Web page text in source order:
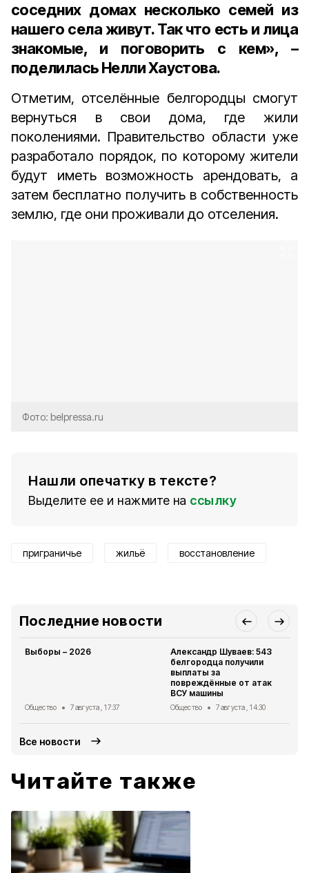
соседних домах несколько семей из
нашего села живут. Так что есть и лица
знакомые, и поговорить с кем», –
поделилась Нелли Хаустова.
Отметим, отселённые белгородцы смогут
вернуться в свои дома, где жили
поколениями. Правительство области уже
разработало порядок, по которому жители
будут иметь возможность арендовать, а
затем бесплатно получить в собственность
землю, где они проживали до отселения.
Фото: belpressa.ru
Нашли опечатку в тексте?
Выделите ее и нажмите на ссылку
приграничье жильё восстановление
Последние новости
Выборы – 2026
Общество 7 августа , 17:37
Александр Шуваев: 543
белгородца получили
выплаты за
повреждённые от атак
ВСУ машины
Общество 7 августа , 14:30
Все новости
Читайте также